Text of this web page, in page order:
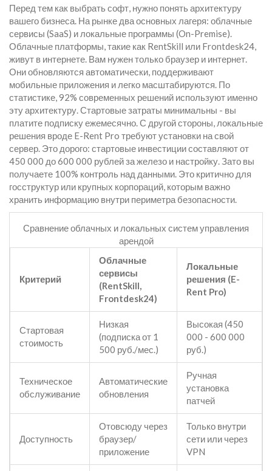
Перед тем как выбрать софт, нужно понять архитектуру
вашего бизнеса. На рынке два основных лагеря: облачные
сервисы (SaaS) и локальные программы (On-Premise).
Облачные платформы, такие как RentSkill или Frontdesk24,
живут в интернете. Вам нужен только браузер и интернет.
Они обновляются автоматически, поддерживают
мобильные приложения и легко масштабируются. По
статистике, 92% современных решений используют именно
эту архитектуру. Стартовые затраты минимальны - вы
платите подписку ежемесячно. С другой стороны, локальные
решения вроде E-Rent Pro требуют установки на свой
сервер. Это дорого: стартовые инвестиции составляют от
450 000 до 600 000 рублей за железо и настройку. Зато вы
получаете 100% контроль над данными. Это критично для
госструктур или крупных корпораций, которым важно
хранить информацию внутри периметра безопасности.
Сравнение облачных и локальных систем управления
арендой
Критерий
Облачные
сервисы
(RentSkill,
Frontdesk24)
Локальные
решения (E-
Rent Pro)
Стартовая
стоимость
Низкая
(подписка от 1
500 руб./мес.)
Высокая (450
000 - 600 000
руб.)
Техническое
обслуживание
Автоматические
обновления
Ручная
установка
патчей
Доступность
Отовсюду через
браузер/
приложение
Только внутри
сети или через
VPN